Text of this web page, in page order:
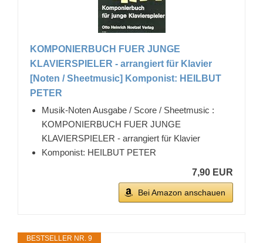
KOMPONIERBUCH FUER JUNGE
KLAVIERSPIELER - arrangiert für Klavier
[Noten / Sheetmusic] Komponist: HEILBUT
PETER
Musik-Noten Ausgabe / Score / Sheetmusic :
KOMPONIERBUCH FUER JUNGE
KLAVIERSPIELER - arrangiert für Klavier
Komponist: HEILBUT PETER
7,90 EUR
Bei Amazon anschauen
BESTSELLER NR. 9